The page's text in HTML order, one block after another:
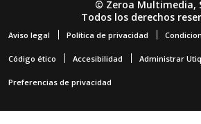
© Zeroa Multimedia,
Todos los derechos
Aviso legal Política de privacidad
Código ético Accesibilidad Administrar Utiq
Preferencias de privacidad